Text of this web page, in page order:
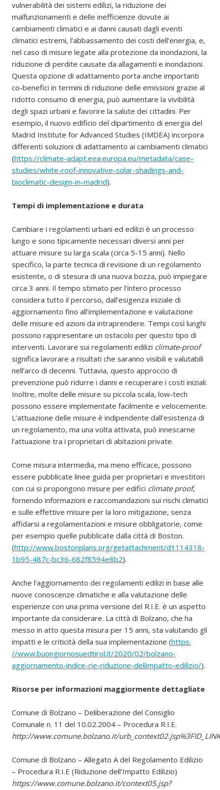
vulnerabilità dei sistemi edilizi, la riduzione dei
malfunzionamenti e delle inefficienze dovute ai
cambiamenti climatici e ai danni causati dagli eventi
climatici estremi, l’abbassamento dei costi dell’energia, e,
nel caso di misure legate alla protezione da inondazioni, la
riduzione di perdite causate da allagamenti e inondazioni.
Questa opzione di adattamento porta anche importanti
co-benefici in termini di riduzione delle emissioni grazie al
ridotto consumo di energia, può aumentare la vivibilità
degli spazi urbani e favorire la salute dei cittadini. Per
esempio, il nuovo edificio del dipartimento di energia del
Madrid Institute for Advanced Studies (IMDEA) incorpora
differenti soluzioni di adattamento ai cambiamenti climatici
(https://climate-adapt.eea.europa.eu/metadata/case-
studies/white-roof-innovative-solar-shadings-and-
bioclimatic-design-in-madrid).
Tempi di implementazione e durata
Cambiare i regolamenti urbani ed edilizi è un processo
lungo e sono tipicamente necessari diversi anni per
attuare misure su larga scala (circa 5-15 anni). Nello
specifico, la parte tecnica di revisione di un regolamento
esistente, o di stesura di una nuova bozza, può impiegare
circa 3 anni. Il tempo stimato per l’intero processo
considera tutto il percorso, dall’esigenza iniziale di
aggiornamento fino all’implementazione e valutazione
delle misure ed azioni da intraprendere. Tempi così lunghi
possono rappresentare un ostacolo per questo tipo di
interventi. Lavorare sui regolamenti edilizi climate-proof
significa lavorare a risultati che saranno visibili e valutabili
nell’arco di decenni. Tuttavia, questo approccio di
prevenzione può ridurre i danni e recuperare i costi iniziali.
Inoltre, molte delle misure su piccola scala, low-tech
possono essere implementate facilmente e velocemente.
L’attuazione delle misure è indipendente dall’esistenza di
un regolamento, ma una volta attivata, può innescarne
l’attuazione tra i proprietari di abitazioni private.
Come misura intermedia, ma meno efficace, possono
essere pubblicate linee guida per proprietari e investitori
con cui si propongono misure per edifici climate proof,
fornendo informazioni e raccomandazioni sui rischi climatici
e sulle effettive misure per la loro mitigazione, senza
affidarsi a regolamentazioni e misure obbligatorie, come
per esempio quelle pubblicate dalla città di Boston.
(http://www.bostonplans.org/getattachment/d1114318-
1b95-487c-bc36-682f8594e8b2).
Anche l’aggiornamento dei regolamenti edilizi in base alle
nuove conoscenze climatiche e alla valutazione delle
esperienze con una prima versione del R.I.E. è un aspetto
importante da considerare. La città di Bolzano, che ha
messo in atto questa misura per 15 anni, sta valutando gli
impatti e le criticità della sua implementazione (https:
//www.buongiornosuedtirol.it/2020/02/bolzano-
aggiornamento-indice-rie-riduzione-dellimpatto-edilizio/).
Risorse per informazioni maggiormente dettagliate
Comune di Bolzano – Deliberazione del Consiglio
Comunale n. 11 del 10.02.2004 – Procedura R.I.E.
http://www.comune.bolzano.it/
Comune di Bolzano – Allegato A del Regolamento Edilizio
– Procedura R.I.E (Riduzione dell’Impatto Edilizio)
https://www.comune.bolzano.it/context05.jsp?